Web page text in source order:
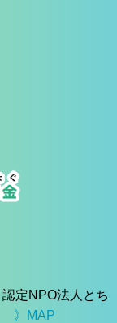
定NPO法人とち
》MAP